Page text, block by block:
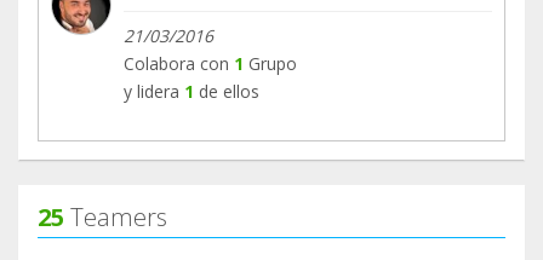
21/03/2016
Colabora con 1 Grupo
y lidera 1 de ellos
25 Teamers